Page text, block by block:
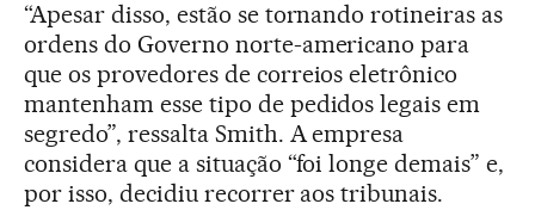
“Apesar disso, estão se tornando rotineiras as
ordens do Governo norte-americano para
que os provedores de correios eletrônico
mantenham esse tipo de pedidos legais em
segredo”, ressalta Smith. A empresa
considera que a situação “foi longe demais” e,
por isso, decidiu recorrer aos tribunais.